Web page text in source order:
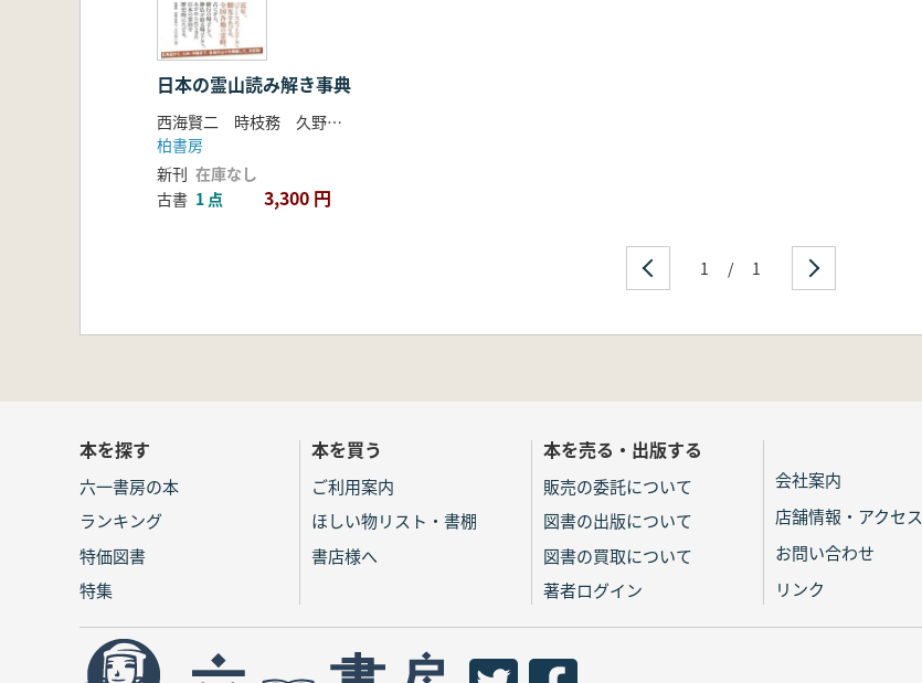
日本の霊山読み解き事典
西海賢二 時枝務 久野俊彦 編著
柏書房
新刊 在庫なし
古書 1 点 3,300 円
1 / 1
本を探す
六一書房の本
ランキング
特価図書
特集
本を買う
ご利用案内
ほしい物リスト・書棚
書店様へ
本を売る・出版する
販売の委託について
図書の出版について
図書の買取について
著者ログイン
会社案内
店舗情報・アクセス
お問い合わせ
リンク